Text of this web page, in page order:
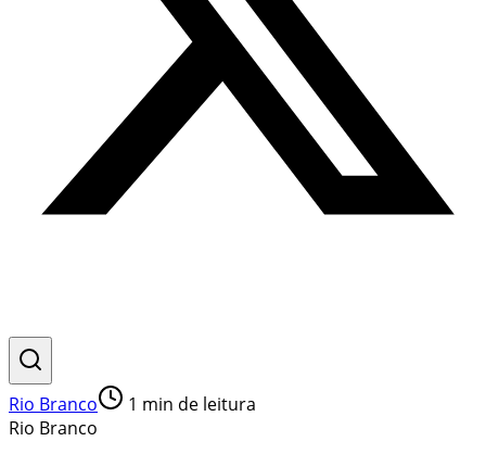
Rio Branco 1 min de leitura
Rio Branco